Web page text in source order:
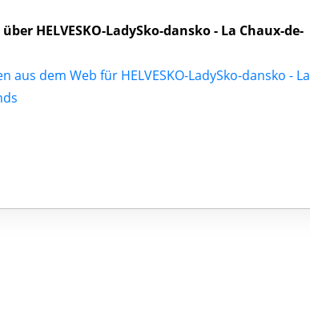
HELVESKO-LadySko-dansko - La Chaux-de-
aus dem Web für HELVESKO-LadySko-dansko - La